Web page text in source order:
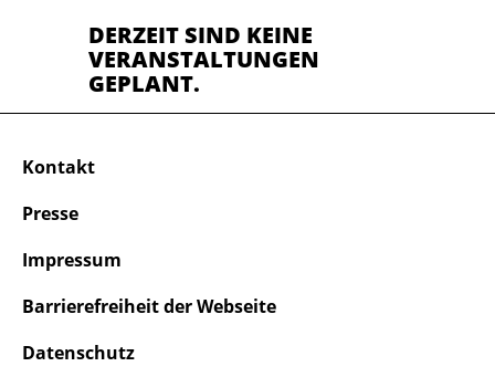
DERZEIT SIND KEINE
VERANSTALTUNGEN
GEPLANT.
Kontakt
Presse
Impressum
Barrierefreiheit der Webseite
Datenschutz